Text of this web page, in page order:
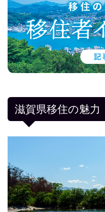
滋賀県移住の魅力